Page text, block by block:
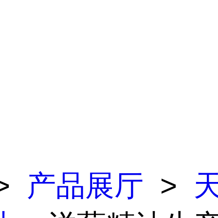
产品展厅 >